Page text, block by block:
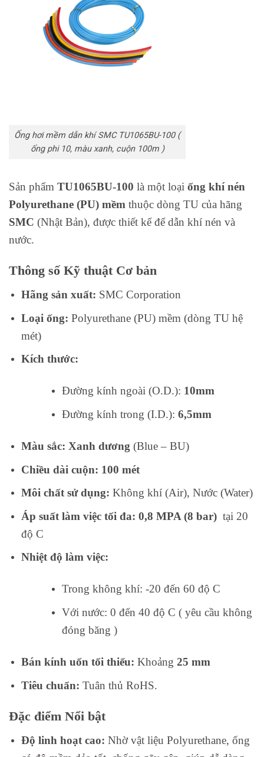
Ống hơi mềm dẫn khí SMC TU1065BU-100 (
ống phi 10, màu xanh, cuộn 100m )
Sản phẩm TU1065BU-100 là một loại ống khí nén
Polyurethane (PU) mềm thuộc dòng TU của hãng
SMC (Nhật Bản), được thiết kế để dẫn khí nén và
nước.
Thông số Kỹ thuật Cơ bản
Hãng sản xuất: SMC Corporation
Loại ống: Polyurethane (PU) mềm (dòng TU hệ
mét)
Kích thước:
Đường kính ngoài (O.D.): 10mm
Đường kính trong (I.D.): 6,5mm
Màu sắc: Xanh dương (Blue – BU)
Chiều dài cuộn: 100 mét
Môi chất sử dụng: Không khí (Air), Nước (Water)
Áp suất làm việc tối đa: 0,8 MPA (8 bar) tại 20
độ C
Nhiệt độ làm việc:
Trong không khí: -20 đến 60 độ C
Với nước: 0 đến 40 độ C ( yêu cầu không
đóng băng )
Bán kính uốn tối thiểu: Khoảng 25 mm
Tiêu chuẩn: Tuân thủ RoHS.
Đặc điểm Nổi bật
Độ linh hoạt cao: Nhờ vật liệu Polyurethane, ống